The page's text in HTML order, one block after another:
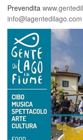
Prevendita
info@lagentedilago.com